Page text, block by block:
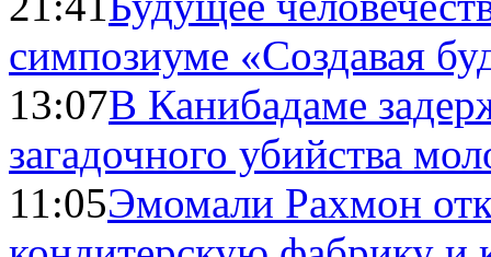
симпозиуме «Создавая
13:07В Канибадаме
загадочного убийства
11:05Эмомали Рахмон